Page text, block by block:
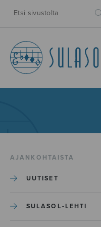
AJANKOHTAISTA
UUTISET
SULASOL-LEHTI